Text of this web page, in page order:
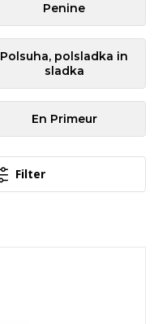
Penine
Polsuha, polsladka in
sladka
En Primeur
Filter